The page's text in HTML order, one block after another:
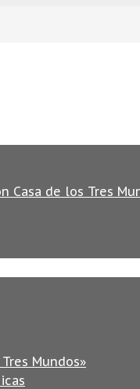
Casa de los Tres
Mundos»